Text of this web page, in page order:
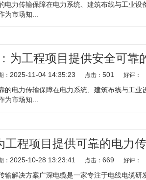
电力传输保障在电力系统、建筑布线与工业设
市场知...
为工程项目提供安全可靠
： 2025-11-04 14:35:23 点击： 501 好评：
的电力传输保障在电力系统、建筑布线与工
为市场知...
工程项目提供可靠的电力
： 2025-10-28 13:23:41 点击： 669 好评：
输解决方案广深电缆是一家专注于电线电缆